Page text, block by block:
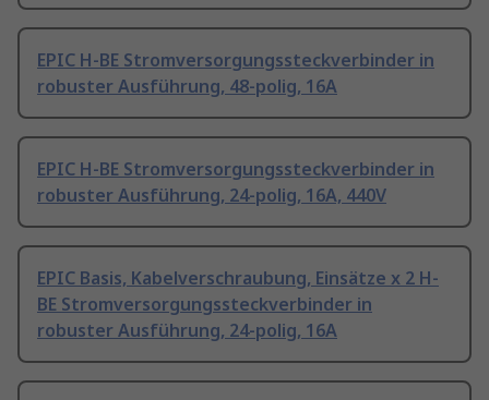
EPIC H-BE Stromversorgungssteckverbinder in
robuster Ausführung, 48-polig, 16A
EPIC H-BE Stromversorgungssteckverbinder in
robuster Ausführung, 24-polig, 16A, 440V
EPIC Basis, Kabelverschraubung, Einsätze x 2 H-
BE Stromversorgungssteckverbinder in
robuster Ausführung, 24-polig, 16A